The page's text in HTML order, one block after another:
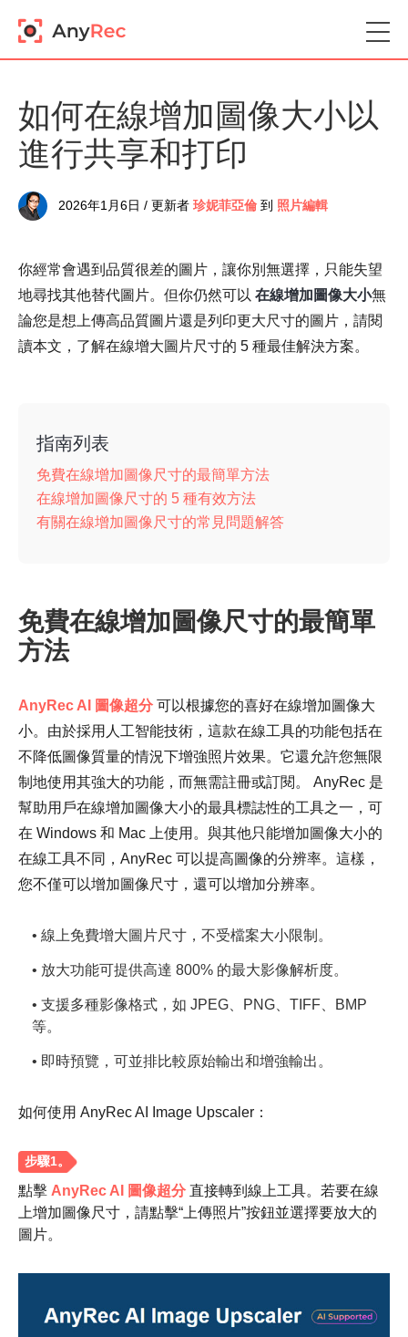
如何在線增加圖像大小以
進行共享和打印
2026年1月6日 / 更新者 珍妮菲亞倫 到 照片編輯
你經常會遇到品質很差的圖片，讓你別無選擇，只能失望
地尋找其他替代圖片。但你仍然可以 在線增加圖像大小無
論您是想上傳高品質圖片還是列印更大尺寸的圖片，請閱
讀本文，了解在線增大圖片尺寸的 5 種最佳解決方案。
指南列表
免費在線增加圖像尺寸的最簡單方法
在線增加圖像尺寸的 5 種有效方法
有關在線增加圖像尺寸的常見問題解答
免費在線增加圖像尺寸的最簡單
方法
AnyRec AI 圖像超分 可以根據您的喜好在線增加圖像大
小。由於採用人工智能技術，這款在線工具的功能包括在
不降低圖像質量的情況下增強照片效果。它還允許您無限
制地使用其強大的功能，而無需註冊或訂閱。 AnyRec 是
幫助用戶在線增加圖像大小的最具標誌性的工具之一，可
在 Windows 和 Mac 上使用。與其他只能增加圖像大小的
在線工具不同，AnyRec 可以提高圖像的分辨率。這樣，
您不僅可以增加圖像尺寸，還可以增加分辨率。
• 線上免費增大圖片尺寸，不受檔案大小限制。
• 放大功能可提供高達 800% 的最大影像解析度。
• 支援多種影像格式，如 JPEG、PNG、TIFF、BMP
等。
• 即時預覽，可並排比較原始輸出和增強輸出。
如何使用 AnyRec AI Image Upscaler：
點擊 AnyRec AI 圖像超分 直接轉到線上工具。若要在線
上增加圖像尺寸，請點擊“上傳照片”按鈕並選擇要放大的
圖片。